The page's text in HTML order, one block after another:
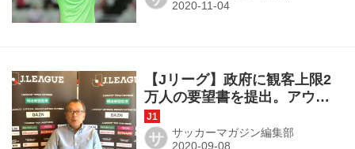
【Jリーグ】政府に観客上限2
万人の要望書を提出。アウェ
ーサポ受け入れは10月以降に
議論
サ サッカーマガジン編集部